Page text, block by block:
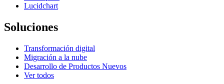
Lucidchart
Soluciones
Transformación digital
Migración a la nube
Desarrollo de Productos Nuevos
Ver todos